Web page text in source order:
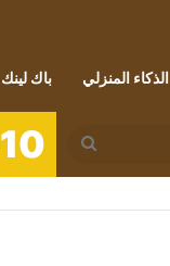
الذكاء المنزلي باك لينك
بحث
عن
10